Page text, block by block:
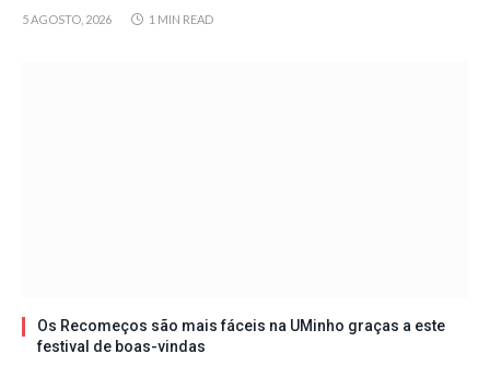
5 AGOSTO, 2026 1 MIN READ
Os Recomeços são mais fáceis na UMinho graças a este
festival de boas-vindas